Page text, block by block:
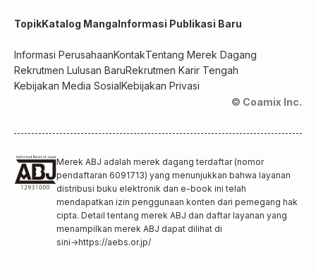
TopikKatalog MangaInformasi Publikasi Baru
Informasi PerusahaanKontakTentang Merek Dagang
Rekrutmen Lulusan BaruRekrutmen Karir Tengah
Kebijakan Media SosialKebijakan Privasi
© Coamix Inc.
Merek ABJ adalah merek dagang terdaftar (nomor
pendaftaran 6091713) yang menunjukkan bahwa layanan
distribusi buku elektronik dan e-book ini telah
mendapatkan izin penggunaan konten dari pemegang hak
cipta. Detail tentang merek ABJ dan daftar layanan yang
menampilkan merek ABJ dapat dilihat di
sini→https://aebs.or.jp/